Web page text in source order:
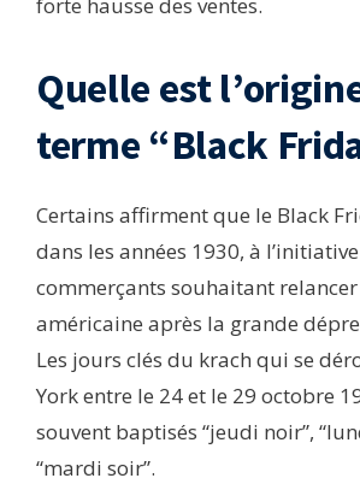
forte hausse des ventes.
Quelle est
terme “Black
Certains affirment que le Black
dans les années 1930, à
commerçants souhaitant relancer
américaine après la grande
Les jours clés du krach qui se
York entre le 24 et le 29 octobre
souvent baptisés “jeudi noir”,
“mardi soir”.